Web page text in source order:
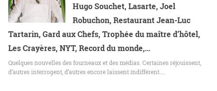
Hugo Souchet, Lasarte, Joel
Robuchon, Restaurant Jean-Luc
Tartarin, Gard aux Chefs, Trophée du maître d’hôtel,
Les Crayères, NYT, Record du monde,…
Quelques nouvelles des fourneaux et des médias. Certaines réjouissent,
d’autres interrogent, d’autres encore laissent indifférent.…